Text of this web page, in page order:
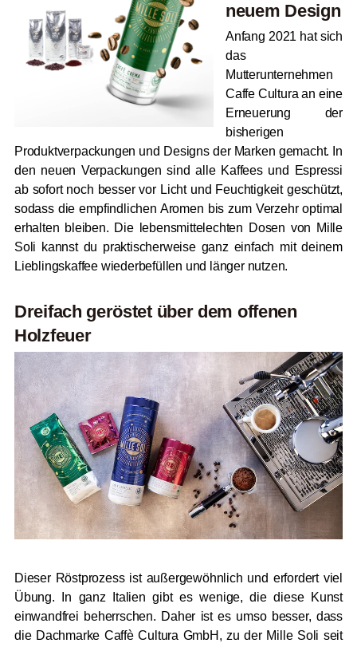
neuem Design
Anfang 2021 hat sich
das
Mutterunternehmen
Caffe Cultura an eine
Erneuerung der
bisherigen
Produktverpackungen und Designs der Marken gemacht. In
den neuen Verpackungen sind alle Kaffees und Espressi
ab sofort noch besser vor Licht und Feuchtigkeit geschützt,
sodass die empfindlichen Aromen bis zum Verzehr optimal
erhalten bleiben. Die lebensmittelechten Dosen von Mille
Soli kannst du praktischerweise ganz einfach mit deinem
Lieblingskaffee wiederbefüllen und länger nutzen.
Dreifach geröstet über dem offenen
Holzfeuer
Dieser Röstprozess ist außergewöhnlich und erfordert viel
Übung. In ganz Italien gibt es wenige, die diese Kunst
einwandfrei beherrschen. Daher ist es umso besser, dass
die Dachmarke Caffè Cultura GmbH, zu der Mille Soli seit